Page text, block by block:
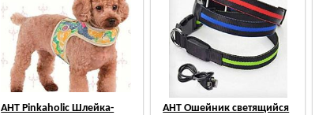
АНТ Pinkaholic Шлейка-
АНТ Ошейник светящийся